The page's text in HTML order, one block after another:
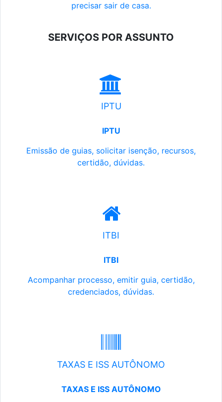
precisar sair de casa.
SERVIÇOS POR ASSUNTO
IPTU
IPTU
Emissão de guias, solicitar isenção, recursos,
certidão, dúvidas.
ITBI
ITBI
Acompanhar processo, emitir guia, certidão,
credenciados, dúvidas.
TAXAS E ISS AUTÔNOMO
TAXAS E ISS AUTÔNOMO